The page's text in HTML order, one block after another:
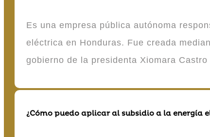
Es una empresa pública autónoma
eléctrica en Honduras. Fue creada
gobierno de la presidenta Xiomara
¿Cómo puedo aplicar al subsidio a la energía